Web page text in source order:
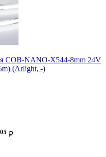
COB-NANO-X544-8mm 24V
(Arlight, -)
05 ₽